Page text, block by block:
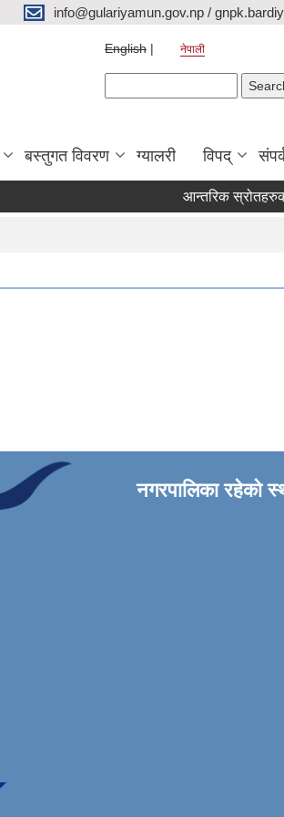
info@gulariyamun.gov.np /
English नेपाली
बस्तुगत विवरण ग्यालरी विपद्
आन्तरिक
नगरपालिका रहेको